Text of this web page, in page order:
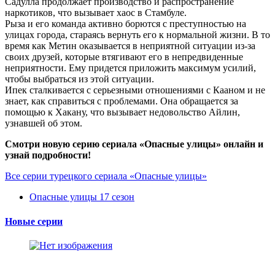
наркотиков, что вызывает хаос в Стамбуле.
Рыза и его команда активно борются с преступностью на
улицах города, стараясь вернуть его к нормальной жизни. В то
время как Метин оказывается в неприятной ситуации из-за
своих друзей, которые втягивают его в непредвиденные
неприятности. Ему придется приложить максимум усилий,
чтобы выбраться из этой ситуации.
Ипек сталкивается с серьезными отношениями с Кааном и не
знает, как справиться с проблемами. Она обращается за
помощью к Хакану, что вызывает недовольство Айлин,
узнавшей об этом.
Смотри новую серию сериала «Опасные улицы» онлайн и
узнай подробности!
Все серии турецкого сериала «Опасные улицы»
Опасные улицы 17 сезон
Новые серии